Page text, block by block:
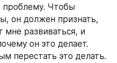
проблему. Чтобы
он должен признать,
мне развиваться, и
он это делает.
перестать это делать.